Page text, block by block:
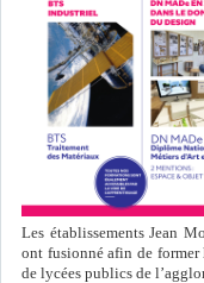
Les établissements Jean
ont fusionné afin de former
de lycées publics de